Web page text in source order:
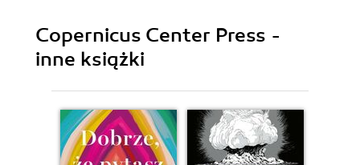
Copernicus Center Press -
inne książki